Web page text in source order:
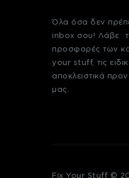
Όλα όσα δεν
inbox σου! Λάβε
προσφορές των
your stuff, τις
αποκλειστικά
μας.
Fix Your Stuff ©